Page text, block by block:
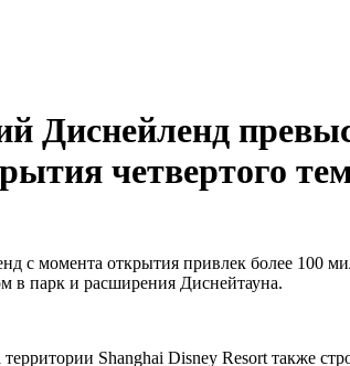
Диснейленд
четвертого
с момента открытия привлек более 100
в парк и расширения Диснейтауна.
Shanghai Disney Resort также